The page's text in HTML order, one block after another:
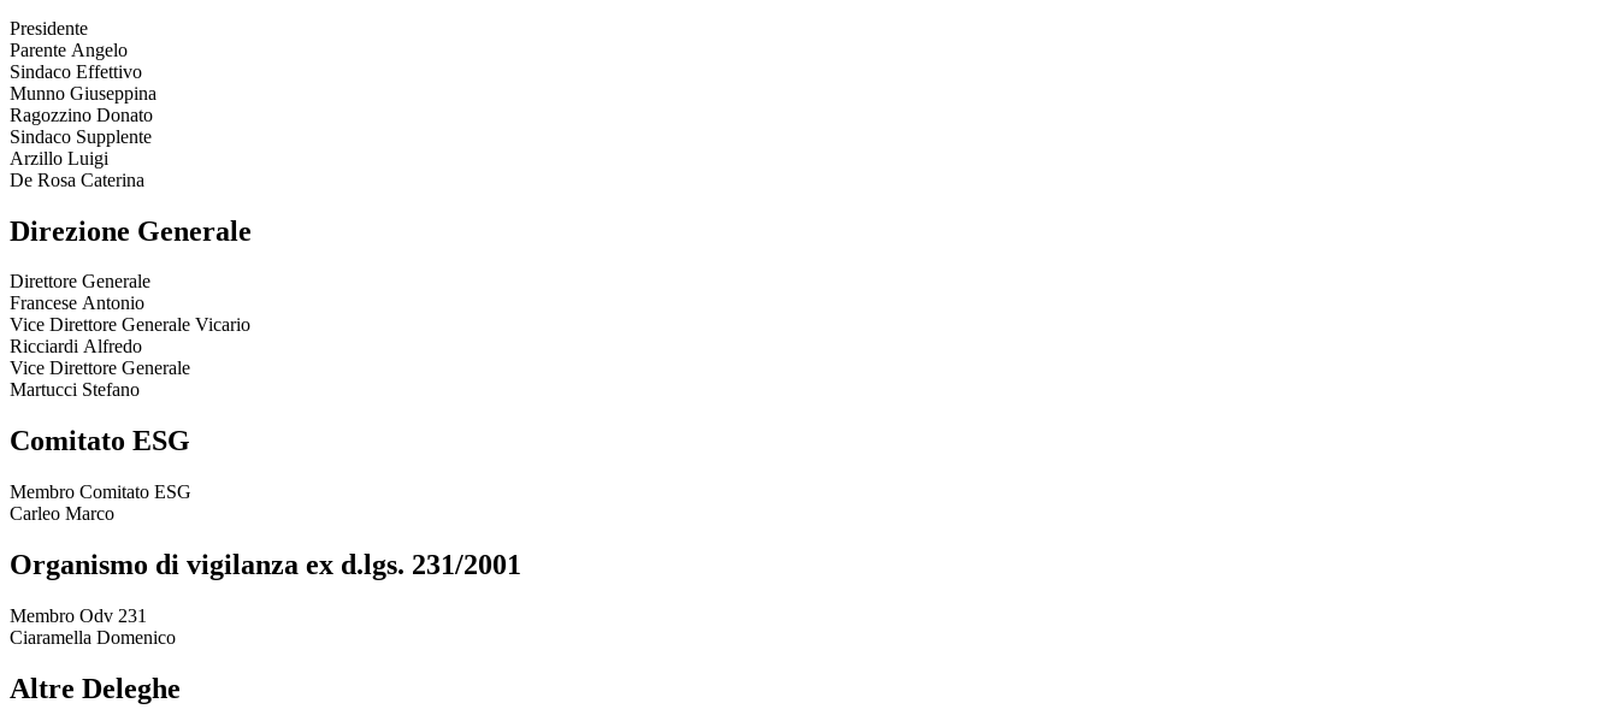
Presidente
Parente Angelo
Sindaco Effettivo
Munno Giuseppina
Ragozzino Donato
Sindaco Supplente
Arzillo Luigi
De Rosa Caterina
Direzione Generale
Direttore Generale
Francese Antonio
Vice Direttore Generale Vicario
Ricciardi Alfredo
Vice Direttore Generale
Martucci Stefano
Comitato ESG
Membro Comitato ESG
Carleo Marco
Organismo di vigilanza ex d.lgs. 231/2001
Membro Odv 231
Ciaramella Domenico
Altre Deleghe